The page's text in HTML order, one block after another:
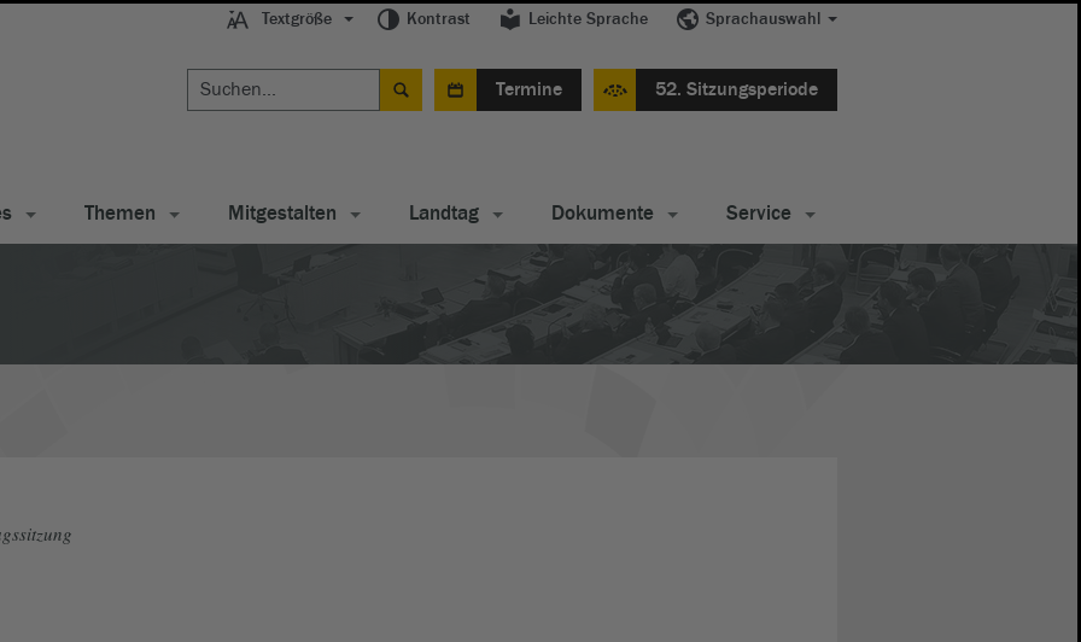
Textgröße Kontrast Leichte Sprache Sprachauswahl
Termine 52. Sitzungsperiode
Themen Mitgestalten Landtag Dokumente Service